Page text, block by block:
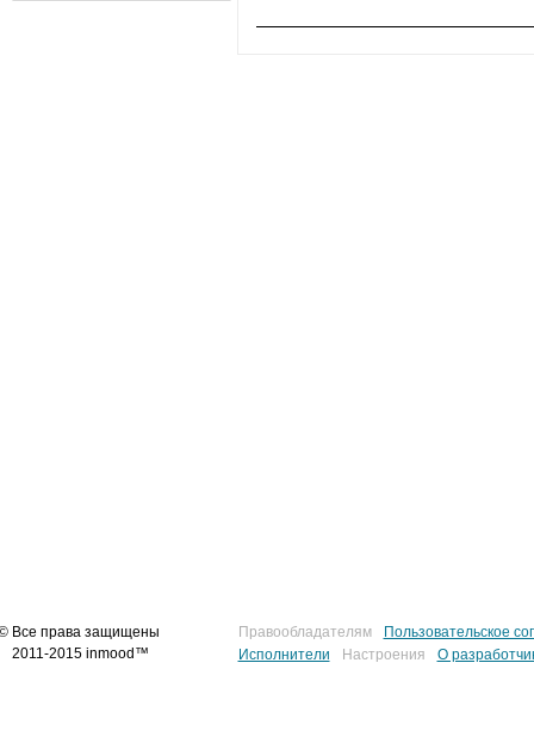
Все права защищены
2011-2015 inmood™
Правообладателям
Пользовательское
Исполнители
Настроения О